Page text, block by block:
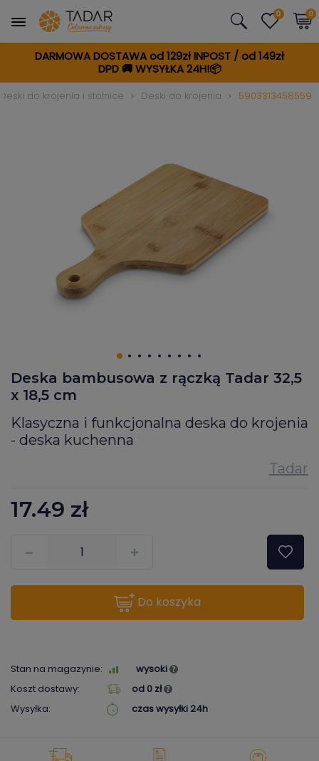
DARMOWA DOSTAWA od 129zł INPOST / od 149zł
DPD🚚WYSYŁKA 24H!📦
0 0
Deski do krojenia i stolnice Deski do krojenia 5903313458559
Deska bambusowa z rączką Tadar 32,5
x 18,5 cm
Klasyczna i funkcjonalna deska do krojenia
- deska kuchenna
17.49 zł
do koszyka
Stan na magazynie:
wysoki
Koszt dostawy:
od 0 zł
Wysyłka:
czas wysyłki 24h